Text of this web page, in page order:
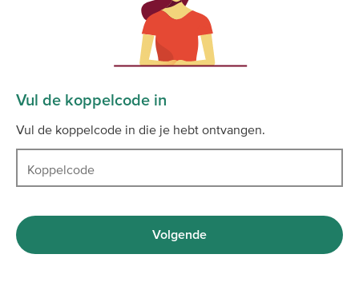
Vul de koppelcode in
Vul de koppelcode in die je hebt ontvangen.
Koppelcode
Volgende